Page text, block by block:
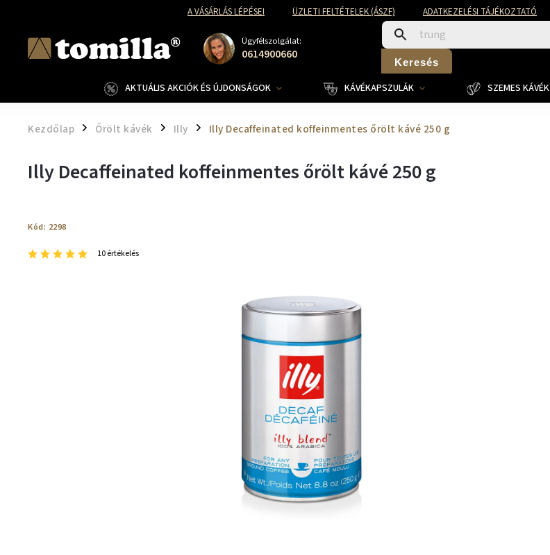
A VÁSÁRLÁS LÉPÉSEI ÜZLETI FELTÉTELEK (ÁSZF) ADATKEZELÉSI TÁJÉKOZTATÓ
Ügyfélszolgálat:
0614900660 Keresés
AKTUÁLIS AKCIÓK ÉS ÚJDONSÁGOK KÁVÉKAPSZULÁK SZEMES KÁVÉK
Kezdőlap / Őrölt kávék / Illy / Illy Decaffeinated koffeinmentes őrölt kávé 250 g
Illy Decaffeinated koffeinmentes őrölt kávé 250 g
Kód: 2298
10 értékelés